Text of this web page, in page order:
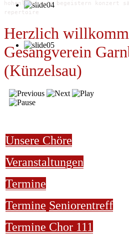
hohenlohekreis begeistern konzert
repertoire
Herzlich
Gesangverein
(Künzelsau)
Unsere Chöre
Veranstaltungen
Termine
Termine Seniorentreff
Termine Chor 111